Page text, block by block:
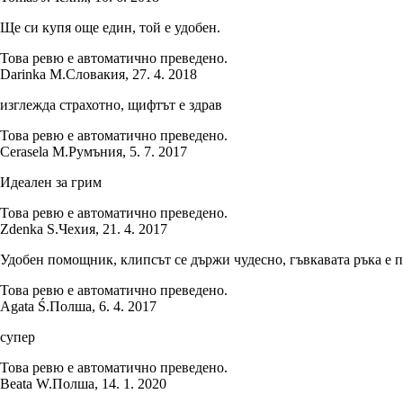
Ще си купя още един, той е удобен.
Това ревю е автоматично преведено.
Darinka M.Словакия, 27. 4. 2018
изглежда страхотно, щифтът е здрав
Това ревю е автоматично преведено.
Cerasela M.Румъния, 5. 7. 2017
Идеален за грим
Това ревю е автоматично преведено.
Zdenka S.Чехия, 21. 4. 2017
Удобен помощник, клипсът се държи чудесно, гъвкавата ръка е
Това ревю е автоматично преведено.
Agata Ś.Полша, 6. 4. 2017
супер
Това ревю е автоматично преведено.
Beata W.Полша, 14. 1. 2020